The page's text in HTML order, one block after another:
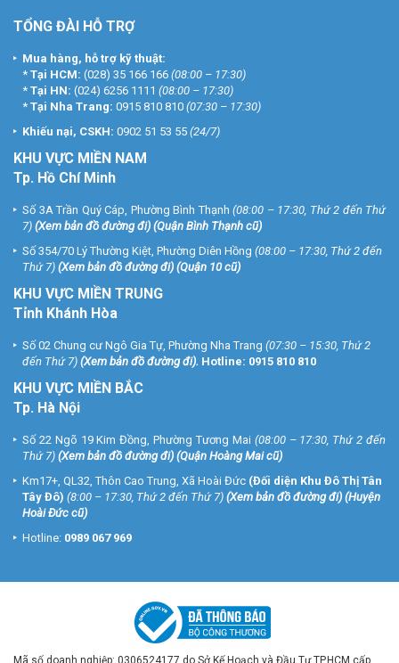
TỔNG ĐÀI HỖ TRỢ
Mua hàng, hỗ trợ kỹ thuật:
* Tại HCM: (028) 35 166 166 (08:00 – 17:30)
* Tại HN: (024) 6256 1111 (08:00 – 17:30)
* Tại Nha Trang: 0915 810 810 (07:30 – 17:30)
Khiếu nại, CSKH: 0902 51 53 55 (24/7)
KHU VỰC MIỀN NAM
Tp. Hồ Chí Minh
Số 3A Trần Quý Cáp, Phường Bình Thạnh (08:00 – 17:30, Thứ 2 đến Thứ
7) (Xem bản đồ đường đi) (Quận Bình Thạnh cũ)
Số 354/70 Lý Thường Kiệt, Phường Diên Hồng (08:00 – 17:30, Thứ 2 đến
Thứ 7) (Xem bản đồ đường đi) (Quận 10 cũ)
KHU VỰC MIỀN TRUNG
Tỉnh Khánh Hòa
Số 02 Chung cư Ngô Gia Tự, Phường Nha Trang (07:30 – 15:30, Thứ 2
đến Thứ 7) (Xem bản đồ đường đi). Hotline: 0915 810 810
KHU VỰC MIỀN BẮC
Tp. Hà Nội
Số 22 Ngõ 19 Kim Đồng, Phường Tương Mai (08:00 – 17:30, Thứ 2 đến
Thứ 7) (Xem bản đồ đường đi) (Quận Hoàng Mai cũ)
Km17+, QL32, Thôn Cao Trung, Xã Hoài Đức (Đối diện Khu Đô Thị Tân
Tây Đô) (8:00 – 17:30, Thứ 2 đến Thứ 7) (Xem bản đồ đường đi) (Huyện
Hoài Đức cũ)
Hotline: 0989 067 969
Mã số doanh nghiệp: 0306524177 do Sở Kế Hoạch và Đầu Tư TP.HCM cấp